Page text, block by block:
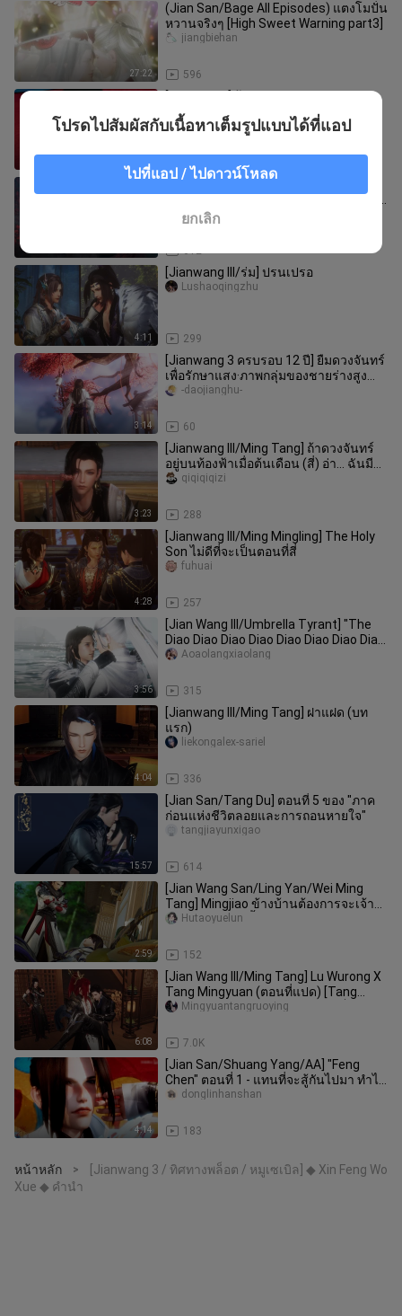
27:22
(Jian San/Bage All Episodes) แตงโมปั่น
หวานจริงๆ [High Sweet Warning part3]
596
jiangbiehan
ประกอบ Promare: Galo-hen
1.2K
Xuexue3747
【Jianwang 3/11th Anniversary/Ming
หมด
612
Mingyuantangruoying
4:11
[Jianwang III/ร่ม] ปรนเปรอ
299
Lushaoqingzhu
3:14
[Jianwang 3 ครบรอบ 12 ปี] ยืมดวงจันทร์
เพื่อรักษาแสง·ภาพกลุ่มของชายร่างสูง
ของทุกโรงเรียน
60
-daojianghu-
3:23
[Jianwang III/Ming Tang] ถ้าดวงจันทร์
อยู่บนท้องฟ้าเมื่อต้นเดือน (สี่) อ่า... ฉันมี
แมว?
288
qiqiqiqizi
4:28
[Jianwang III/Ming Mingling] The Holy
Son ไม่ดีที่จะเป็นตอนที่สี่
257
fuhuai
3:56
[Jian Wang III/Umbrella Tyrant] "The
Diao Diao Diao Diao Diao Diao Diao Diao
Diao Diao Diao Diao" วั
315
Aoaolangxiaolang
4:04
[Jianwang III/Ming Tang] ฝาแฝด (บท
แรก)
336
liekongalex-sariel
15:57
[Jian San/Tang Du] ตอนที่ 5 ของ "ภาค
ก่อนแห่งชีวิตลอยและการถอนหายใจ"
614
tangjiayunxigao
2:59
[Jian Wang San/Ling Yan/Wei Ming
Tang] Mingjiao ข้างบ้านต้องการจะเจ้าชู้
กับความรักอีกครั้ง
152
Hutaoyuelun
6:08
[Jian Wang III/Ming Tang] Lu Wurong X
Tang Mingyuan (ตอนที่แปด) [Tang
Mingyuan: Lu Wurong ฉันอยากเป็
7.0K
Mingyuantangruoying
4:14
[Jian San/Shuang Yang/AA] "Feng
Chen" ตอนที่ 1 - แทนที่จะสู้กันไปมา ทำไม
ไม่อยู่กับฉัน
183
donglinhanshan
หน้าหลัก >
[Jianwang 3 / ทิศทางพล็อต / หมูเซเบิล] ◆ Xin Feng Wo
Xue ◆ คำนำ
โปรดไปสัมผัสกับเนื้อหาเต็มรูปแบบได้ที่แอป
ไปที่แอป / ไปดาวน์โหลด
ยกเลิก